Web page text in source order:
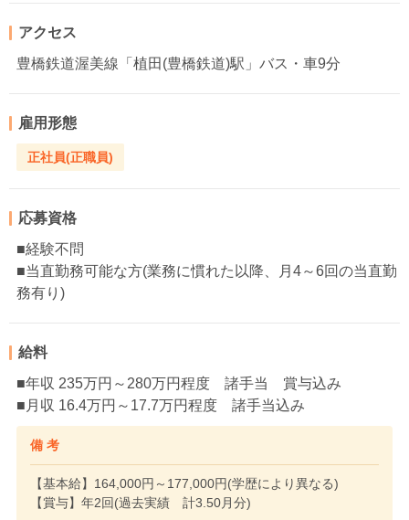
アクセス
豊橋鉄道渥美線「植田(豊橋鉄道)駅」バス・車9分
雇用形態
正社員(正職員)
応募資格
■経験不問
■当直勤務可能な方(業務に慣れた以降、月4～6回の当直勤
務有り)
給料
■年収 235万円～280万円程度 諸手当 賞与込み
■月収 16.4万円～17.7万円程度 諸手当込み
備 考
【基本給】164,000円～177,000円(学歴により異なる)
【賞与】年2回(過去実績 計3.50月分)